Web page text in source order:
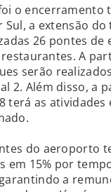
o encerramento
Sul, a extensão do
26 pontes de
A
serão
2. Além disso, a
terá as
do aeroporto
em 15% por
a